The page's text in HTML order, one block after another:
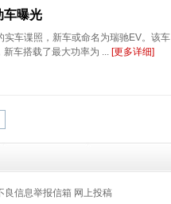
曝光
车谍照，新车或命名为瑞驰EV。该车
车搭载了最大功率为 ... [更多详细]
良信息举报信箱 网上投稿